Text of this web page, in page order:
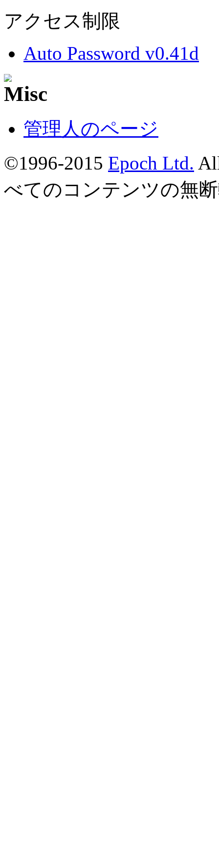
アクセス制限
Auto Password v0.41d
管理人のページ
©1996-2015 Epoch Ltd.
べてのコンテンツの無